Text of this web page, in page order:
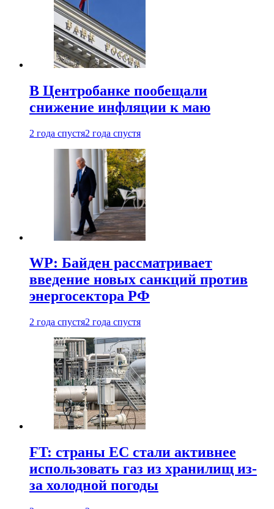
В Центробанке пообещали
снижение инфляции к маю
2 года спустя2 года спустя
WP: Байден рассматривает
введение новых санкций против
энергосектора РФ
2 года спустя2 года спустя
FT: страны ЕС стали активнее
использовать газ из хранилищ из-
за холодной погоды